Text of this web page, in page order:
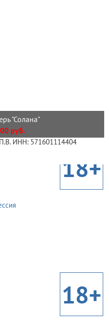
"Солана"
руб.
ИНН: 571601114404
18+
18+